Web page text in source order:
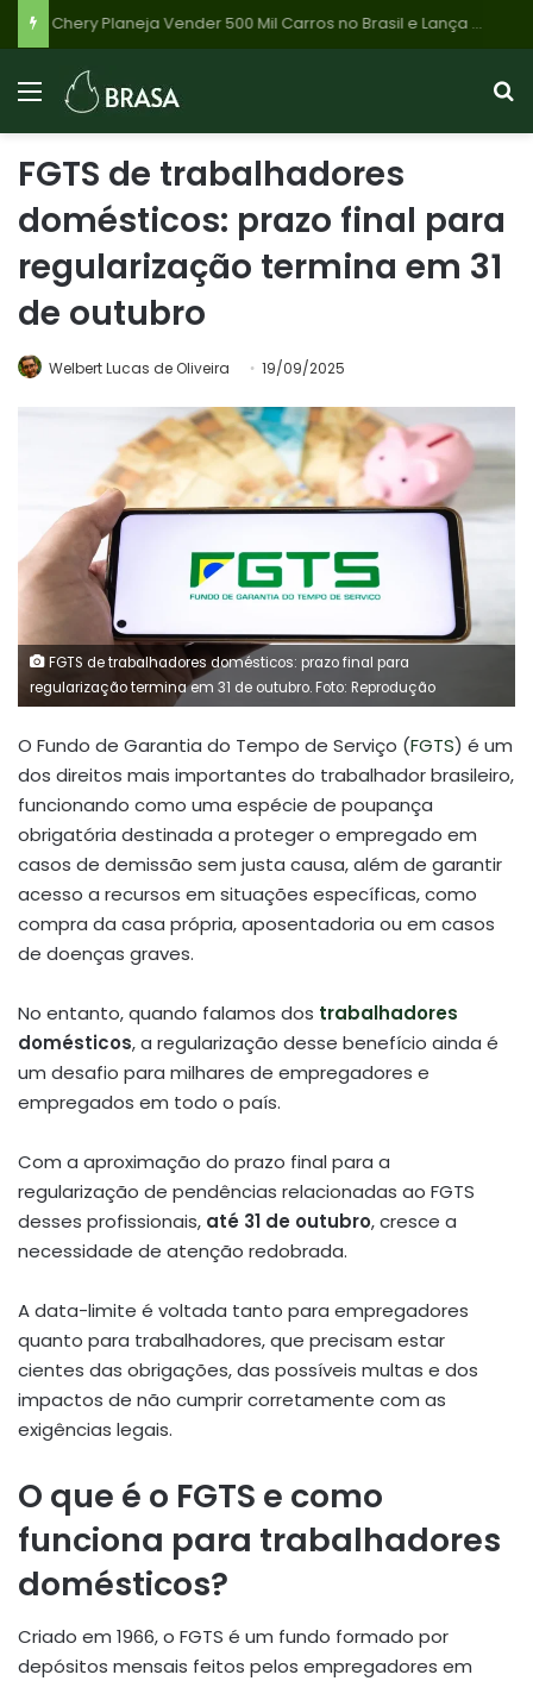
Chery Planeja Vender 500 Mil Carros no Brasil e Lança Ofensiva para Superar a Fiat em Vendas
FGTS de trabalhadores
domésticos: prazo final para
regularização termina em 31
de outubro
Welbert Lucas de Oliveira 19/09/2025
FGTS de trabalhadores domésticos: prazo final para
regularização termina em 31 de outubro. Foto: Reprodução
O Fundo de Garantia do Tempo de Serviço (FGTS) é um
dos direitos mais importantes do trabalhador brasileiro,
funcionando como uma espécie de poupança
obrigatória destinada a proteger o empregado em
casos de demissão sem justa causa, além de garantir
acesso a recursos em situações específicas, como
compra da casa própria, aposentadoria ou em casos
de doenças graves.
No entanto, quando falamos dos trabalhadores
domésticos, a regularização desse benefício ainda é
um desafio para milhares de empregadores e
empregados em todo o país.
Com a aproximação do prazo final para a
regularização de pendências relacionadas ao FGTS
desses profissionais, até 31 de outubro, cresce a
necessidade de atenção redobrada.
A data-limite é voltada tanto para empregadores
quanto para trabalhadores, que precisam estar
cientes das obrigações, das possíveis multas e dos
impactos de não cumprir corretamente com as
exigências legais.
O que é o FGTS e como
funciona para trabalhadores
domésticos?
Criado em 1966, o FGTS é um fundo formado por
depósitos mensais feitos pelos empregadores em